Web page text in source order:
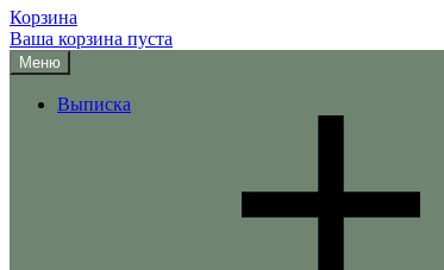
Корзина
Ваша корзина пуста
Меню
Выписка